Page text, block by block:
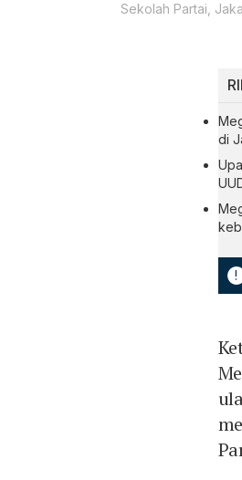
Sekolah Partai,
di
!